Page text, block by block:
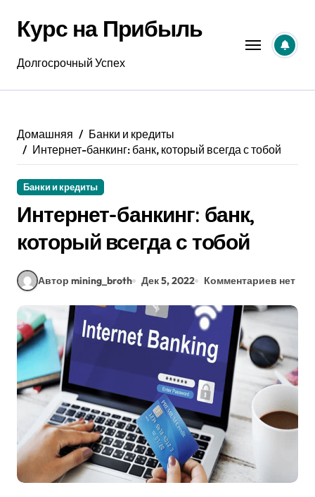
содержанию
Курс на Прибыль
Долгосрочный Успех
Домашняя
Банки и кредиты
Интернет-банкинг: банк, который всегда с тобой
Банки и кредиты
Интернет-банкинг: банк,
который всегда с тобой
Автор mining_broth Дек 5, 2022 Комментариев нет